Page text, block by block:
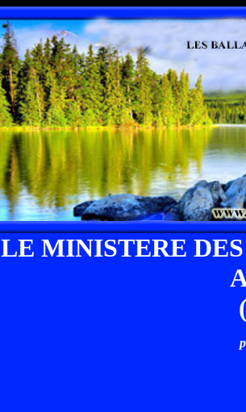
LE MINISTERE